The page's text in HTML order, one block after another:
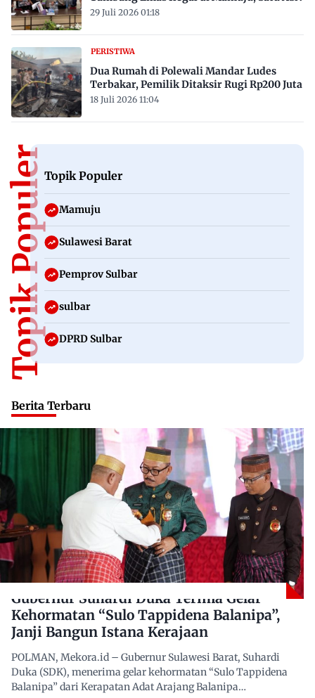
29 Juli 2026 01:18
PERISTIWA
Dua Rumah di Polewali Mandar Ludes
Terbakar, Pemilik Ditaksir Rugi Rp200 Juta
18 Juli 2026 11:04
Topik PopulerTopik Populer
Mamuju
Sulawesi Barat
Pemprov Sulbar
sulbar
DPRD Sulbar
Berita Terbaru
Gubernur Suhardi Duka Terima Gelar
Kehormatan “Sulo Tappidena Balanipa”,
Janji Bangun Istana Kerajaan
POLMAN, Mekora.id – Gubernur Sulawesi Barat, Suhardi
Duka (SDK), menerima gelar kehormatan “Sulo Tappidena
Balanipa” dari Kerapatan Adat Arajang Balanipa…